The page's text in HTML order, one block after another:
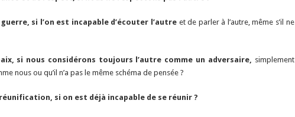
si l’on est incapable d’écouter l’autre et de parler à l’autre, même s’il ne
si nous considérons toujours l’autre comme un adversaire, simplement
nous ou qu’il n’a pas le même schéma de pensée ?
si on est déjà incapable de se réunir ?